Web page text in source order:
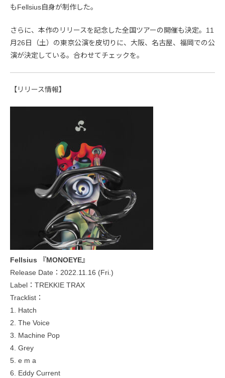
もFellsius自身が制作した。
さらに、本作のリリースを記念した全国ツアーの開催も決定。11
月26日（土）の東京公演を皮切りに、大阪、名古屋、福岡での公
演が決定している。合わせてチェックを。
【リリース情報】
Fellsius 『MONOEYE』
Release Date：2022.11.16 (Fri.)
Label：TREKKIE TRAX
Tracklist：
1. Hatch
2. The Voice
3. Machine Pop
4. Grey
5. e m a
6. Eddy Current